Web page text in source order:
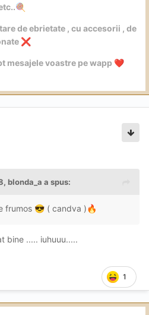
🍭
de ebrietate , cu accesorii , de
❌
mesajele voastre pe wapp ❤️
blonda_a a spus:
frumos 😎 ( candva )🔥
bine ..... iuhuuu.....
1